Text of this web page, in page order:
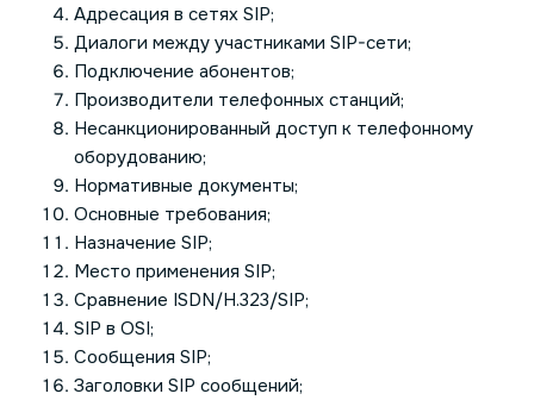
Адресация в сетях SIP;
Диалоги между участниками SIP-сети;
Подключение абонентов;
Производители телефонных станций;
Несанкционированный доступ к телефонному
оборудованию;
Нормативные документы;
Основные требования;
Назначение SIP;
Место применения SIP;
Сравнение ISDN/H.323/SIP;
SIP в OSI;
Сообщения SIP;
Заголовки SIP сообщений;